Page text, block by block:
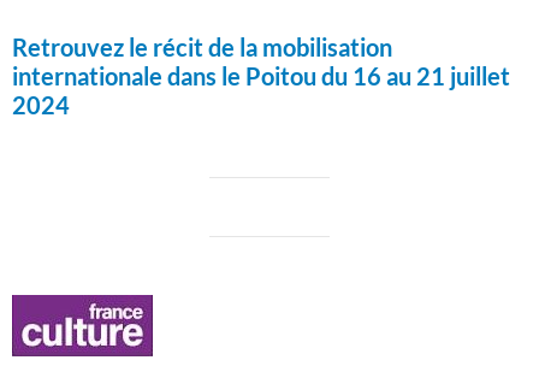
Retrouvez le récit de la mobilisation
internationale dans le Poitou du 16 au 21 juillet
2024